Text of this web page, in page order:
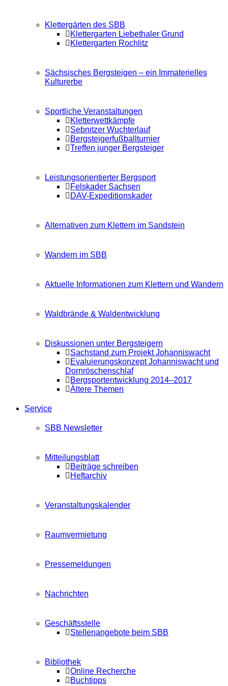
Klettergärten des SBB
Klettergarten Liebethaler Grund
Klettergarten Rochlitz
Sächsisches Bergsteigen – ein Immaterielles
Kulturerbe
Sportliche Veranstaltungen
Kletterwettkämpfe
Sebnitzer Wuchterlauf
Bergsteigerfußballturnier
Treffen junger Bergsteiger
Leistungsorientierter Bergsport
Felskader Sachsen
DAV-Expeditionskader
Alternativen zum Klettern im Sandstein
Wandern im SBB
Aktuelle Informationen zum Klettern und Wandern
Waldbrände & Waldentwicklung
Diskussionen unter Bergsteigern
Sachstand zum Projekt Johanniswacht
Evaluierungskonzept Johanniswacht und
Dornröschenschlaf
Bergsportentwicklung 2014–2017
Ältere Themen
Service
SBB Newsletter
Mitteilungsblatt
Beiträge schreiben
Heftarchiv
Veranstaltungskalender
Raumvermietung
Pressemeldungen
Nachrichten
Geschäftsstelle
Stellenangebote beim SBB
Bibliothek
Online Recherche
Buchtipps